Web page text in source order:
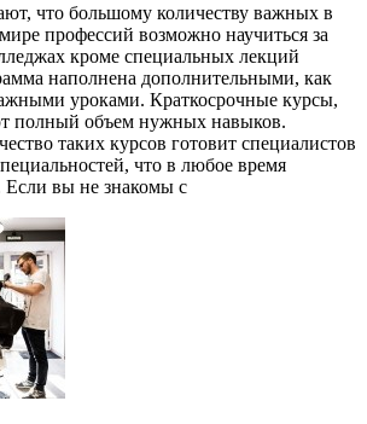
что большому количеству важных в
профессий возможно научиться за
кроме специальных лекций
наполнена дополнительными, как
уроками. Краткосрочные курсы,
полный объем нужных навыков.
таких курсов готовит специалистов
что в любое время
Если вы не знакомы с